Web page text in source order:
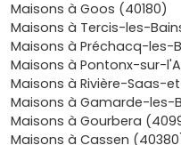
livré clé en main et
un projet à court terme
réflexion ? Parcours dès
compare les plans, les
vois comment une
cocher toutes tes cases ;
repérer les opportunités
Maisons à Goos (40180)
Maisons à Tercis-les-
Maisons à Préchacq-les-
Maisons à Pontonx-sur-
Maisons à Rivière-Saas-
Maisons à Gamarde-les-
Maisons à Gourbera
Maisons à Cassen